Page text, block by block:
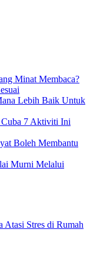
Minat Membaca?
Lebih Baik Untuk
Cuba 7 Aktiviti Ini
Boleh Membantu
Murni Melalui
Atasi Stres di Rumah